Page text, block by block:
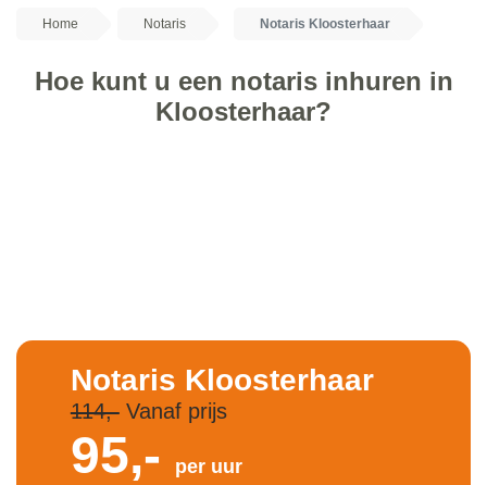
Home Notaris Notaris Kloosterhaar
Hoe kunt u een notaris inhuren in
Kloosterhaar?
Notaris Kloosterhaar
114,-Vanaf prijs
95,- per uur